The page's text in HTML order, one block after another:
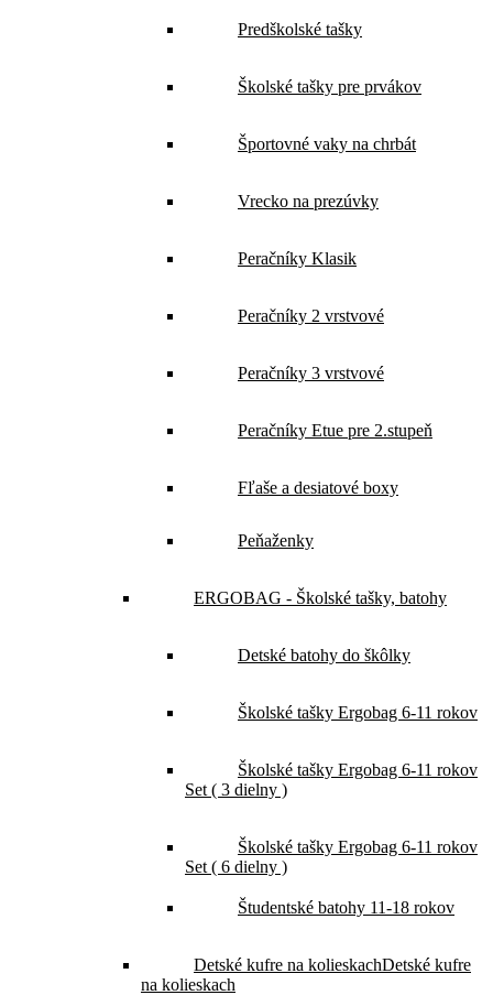
Predškolské tašky
Školské tašky pre prvákov
Športovné vaky na chrbát
Vrecko na prezúvky
Peračníky Klasik
Peračníky 2 vrstvové
Peračníky 3 vrstvové
Peračníky Etue pre 2.stupeň
Fľaše a desiatové boxy
Peňaženky
ERGOBAG - Školské tašky, batohy
Detské batohy do škôlky
Školské tašky Ergobag 6-11 rokov
Školské tašky Ergobag 6-11 rokov
Set ( 3 dielny )
Školské tašky Ergobag 6-11 rokov
Set ( 6 dielny )
Študentské batohy 11-18 rokov
Detské kufre na kolieskachDetské kufre
na kolieskach